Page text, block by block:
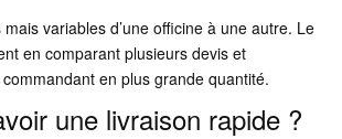
variables d’une officine à une autre. Le
en comparant plusieurs devis et
en plus grande quantité.
une livraison rapide ?